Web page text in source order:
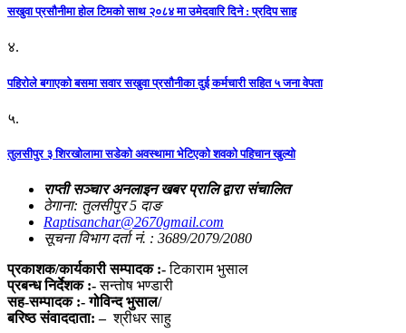
सखुवा प्रसौनीमा होल टिमको साथ २०८४ मा उमेदवारि दिने : प्रदिप साह
४.
पहिराेले बगाएकाे बसमा सवार सखुवा प्रसाैनीका दुई कर्मचारी सहित ५ जना वेपता
५.
तुलसीपुर ३ शिरखोलामा सडेको अवस्थामा भेटिएको शवको पहिचान खुल्यो
राप्ती सञ्चार अनलाइन खबर प्रालि द्वारा संचालित
ठेगाना: तुलसीपुर 5 दाङ
Raptisanchar@2670gmail.com
सूचना विभाग दर्ता नं. : 3689/2079/2080
प्रकाशक/कार्यकारी सम्पादक :-टिकाराम भुसाल
प्रबन्ध निर्देशक :-सन्तोष भण्डारी
सह-सम्पादक :- गोविन्द भुसाल/
बरिष्ठ संवाददाता: – श्रीधर साहु